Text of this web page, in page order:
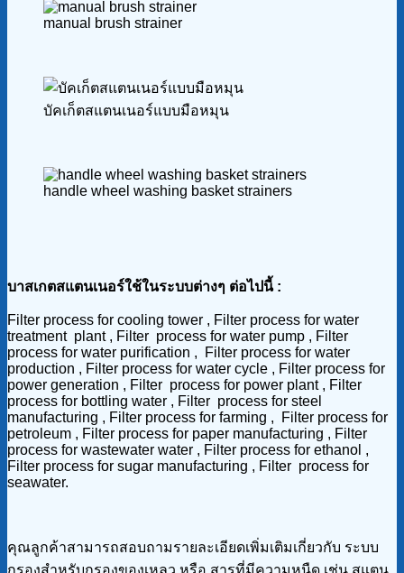
manual brush strainer
บัคเก็ตสแตนเนอร์แบบมือหมุน
handle wheel washing basket strainers
บาสเกตสแตนเนอร์ใช้ในระบบต่างๆ ต่อไปนี้ :
Filter process for cooling tower , Filter process for water
treatment plant , Filter process for water pump , Filter
process for water purification , Filter process for water
production , Filter process for water cycle , Filter process for
power generation , Filter process for power plant , Filter
process for bottling water , Filter process for steel
manufacturing , Filter process for farming , Filter process for
petroleum , Filter process for paper manufacturing , Filter
process for wastewater water , Filter process for ethanol ,
Filter process for sugar manufacturing , Filter process for
seawater.
คุณลูกค้าสามารถสอบถามรายละเอียดเพิ่มเติมเกี่ยวกับ ระบบ